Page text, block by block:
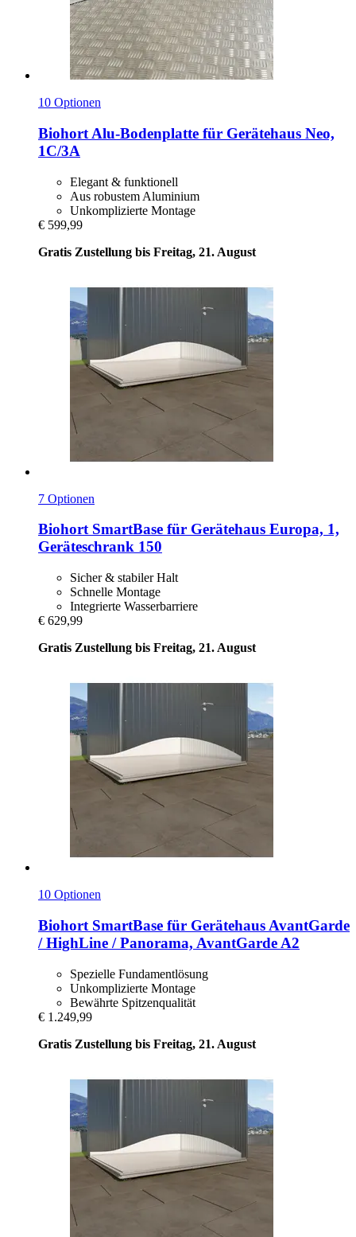
10 Optionen
Biohort Alu-​Bodenplatte für Gerätehaus Neo,
1C/3A
Elegant & funktionell
Aus robustem Aluminium
Unkomplizierte Montage
€ 599,99
Gratis Zustellung bis Freitag, 21. August
7 Optionen
BiohortSmartBase für Gerätehaus Europa, 1,
Geräteschrank 150
Sicher & stabiler Halt
Schnelle Montage
Integrierte Wasserbarriere
€ 629,99
Gratis Zustellung bis Freitag, 21. August
10 Optionen
Biohort SmartBase für Gerätehaus AvantGarde
/ HighLine / Panorama, AvantGarde A2
Spezielle Fundamentlösung
Unkomplizierte Montage
Bewährte Spitzenqualität
€ 1.249,99
Gratis Zustellung bis Freitag, 21. August